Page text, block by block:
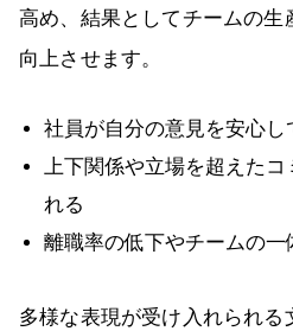
高め、結果としてチームの
向上させます。
社員が自分の意見を安心し
上下関係や立場を超えたコ
れる
離職率の低下やチームの一
多様な表現が受け入れられ